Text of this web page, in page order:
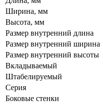
Ширина, мм
Высота, мм
Размер внутренний длина
Размер внутренний ширина
Размер внутренний высоты
Вкладываемый
Штабелируемый
Серия
Боковые стенки